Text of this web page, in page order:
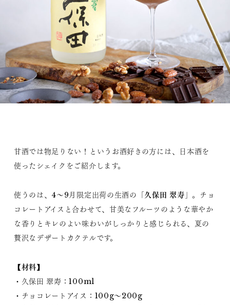
甘酒では物足りない！というお酒好きの方には、日本酒を
使ったシェイクをご紹介します。
使うのは、4～9月限定出荷の生酒の「久保田 翠寿 」。チョ
コレートアイスと合わせて、甘美なフルーツのような華やか
な香りとキレのよい味わいがしっかりと感じられる、夏の
贅沢なデザートカクテルです。
【材料】
・久保田 翠寿：100ml
・チョコレートアイス：100g～200g